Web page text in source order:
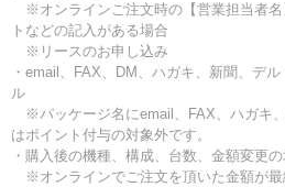
※オンラインご注文時の【営業担当者名
トなどの記入がある場合
※リースのお申し込み
・email、FAX、DM、ハガキ、新聞、デ
ル
※パッケージ名にemail、FAX、ハガキ
はポイント付与の対象外です。
・購入後の機種、構成、台数、金額変更
※オンラインでご注文を頂いた金額が最